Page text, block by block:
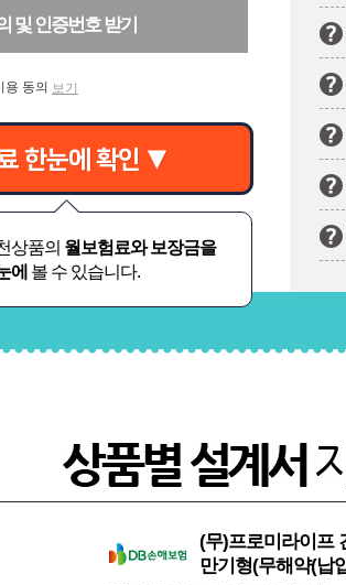
및 인증번호 받기
용 동의 보기
한눈에 확인 ▼
상품의 월보험료와 보장금을
에 볼 수 있습니다.
(무)프로미라이프
만기형(무해약(납